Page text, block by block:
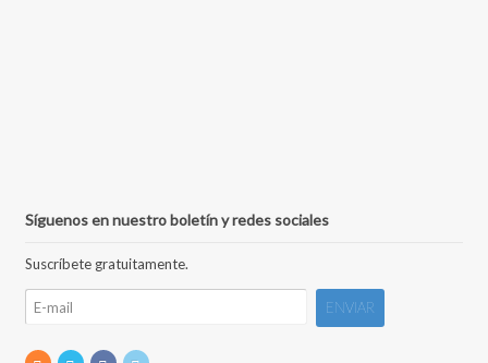
Síguenos en nuestro boletín y redes sociales
Suscríbete gratuitamente.